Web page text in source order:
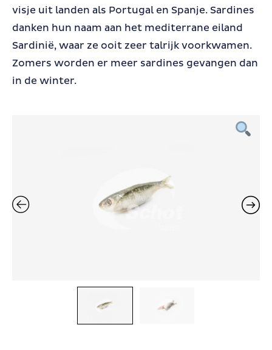
visje uit landen als Portugal en Spanje. Sardines
danken hun naam aan het mediterrane eiland
Sardinië, waar ze ooit zeer talrijk voorkwamen.
Zomers worden er meer sardines gevangen dan
in de winter.